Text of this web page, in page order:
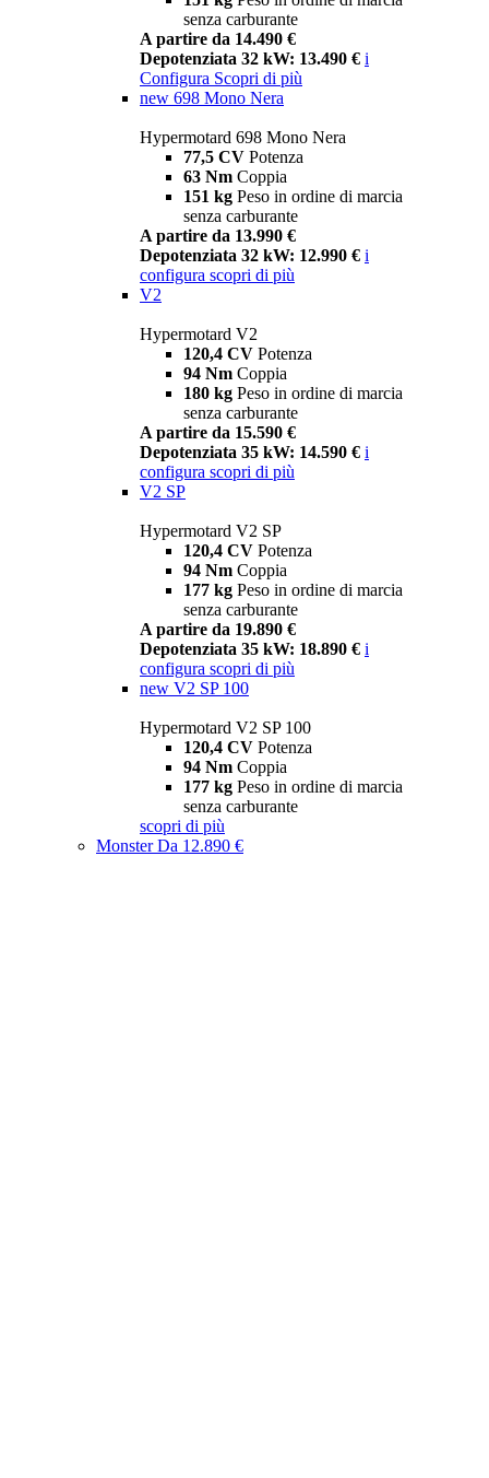
senza carburante
A partire da 14.490 €
Depotenziata 32 kW: 13.490 € i
Configura Scopri di più
new 698 Mono Nera
Hypermotard 698 Mono Nera
77,5 CV Potenza
63 Nm Coppia
151 kg Peso in ordine di marcia
senza carburante
A partire da 13.990 €
Depotenziata 32 kW: 12.990 € i
configura scopri di più
V2
Hypermotard V2
120,4 CV Potenza
94 Nm Coppia
180 kg Peso in ordine di marcia
senza carburante
A partire da 15.590 €
Depotenziata 35 kW: 14.590 € i
configura scopri di più
V2 SP
Hypermotard V2 SP
120,4 CV Potenza
94 Nm Coppia
177 kg Peso in ordine di marcia
senza carburante
A partire da 19.890 €
Depotenziata 35 kW: 18.890 € i
configura scopri di più
new V2 SP 100
Hypermotard V2 SP 100
120,4 CV Potenza
94 Nm Coppia
177 kg Peso in ordine di marcia
senza carburante
scopri di più
MonsterDa 12.890 €